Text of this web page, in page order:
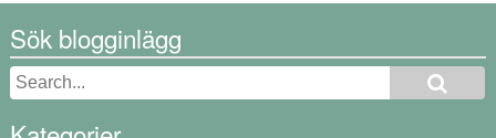
Sök blogginlägg